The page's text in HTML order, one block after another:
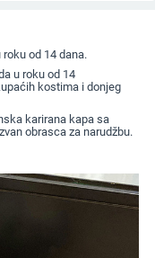
od 14 dana.
u roku od 14
kostima i donjeg
karirana kapa sa
obrasca za narudžbu.